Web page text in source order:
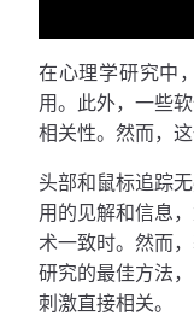
在心理学研究中
用。此外，一些
相关性。然而，
头部和鼠标追踪
用的见解和信息
术一致时。然而
研究的最佳方法
刺激直接相关。